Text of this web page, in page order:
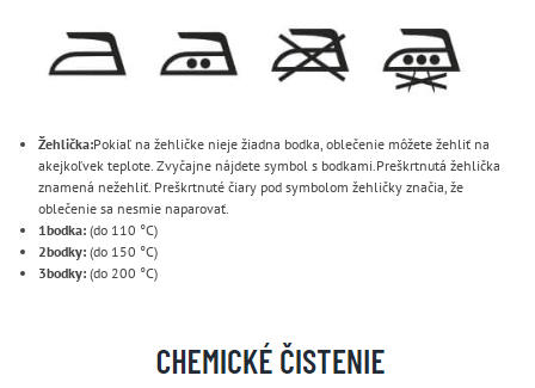
Žehlička:Pokiaľ na žehličke nieje žiadna bodka, oblečenie môžete žehliť na
akejkoľvek teplote. Zvyčajne nájdete symbol s bodkami.Preškrtnutá žehlička
znamená nežehliť. Preškrtnuté čiary pod symbolom žehličky značia, že
oblečenie sa nesmie naparovať.
1bodka: (do 110 °C)
2bodky: (do 150 °C)
3bodky: (do 200 °C)